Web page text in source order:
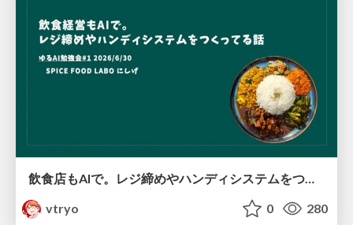
vtryo
0 280